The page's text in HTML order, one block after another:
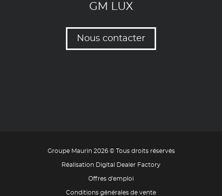
GM LUX
Nous contacter
Groupe Maurin 2026 © Tous droits réservés
Réalisation Digital Dealer Factory
Offres d'emploi
Conditions générales de vente